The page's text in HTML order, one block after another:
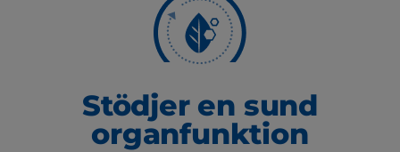
Stödjer en sund
organfunktion